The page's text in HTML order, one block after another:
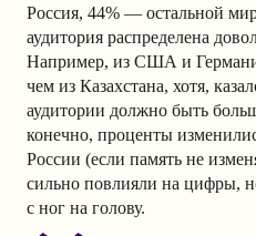
Россия, 44% — остальной
аудитория распределена
Например, из США и
чем из Казахстана, хотя,
аудитории должно быть
конечно, проценты
России (если память не
сильно повлияли на цифры,
с ног на голову.